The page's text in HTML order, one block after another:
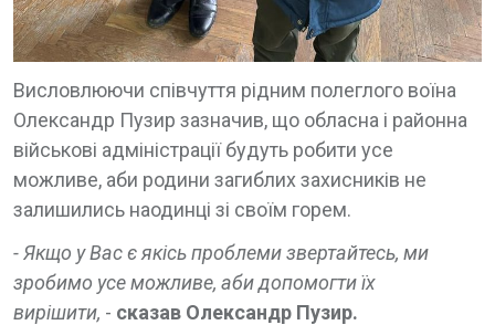
Висловлюючи співчуття рідним полеглого воїна
Олександр Пузир зазначив, що обласна і районна
військові адміністрації будуть робити усе
можливе, аби родини загиблих захисників не
залишились наодинці зі своїм горем.
- Якщо у Вас є якісь проблеми звертайтесь, ми
зробимо усе можливе, аби допомогти їх
вирішити, - сказав Олександр Пузир.